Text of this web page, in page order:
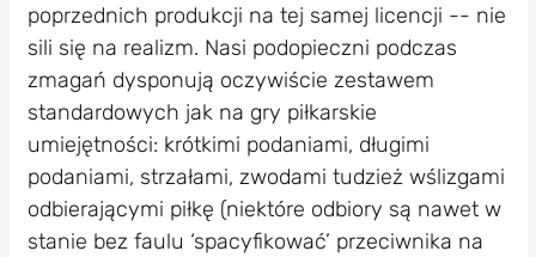
poprzednich produkcji na tej samej licencji -- nie
sili się na realizm. Nasi podopieczni podczas
zmagań dysponują oczywiście zestawem
standardowych jak na gry piłkarskie
umiejętności: krótkimi podaniami, długimi
podaniami, strzałami, zwodami tudzież wślizgami
odbierającymi piłkę (niektóre odbiory są nawet w
stanie bez faulu ‘spacyfikować’ przeciwnika na